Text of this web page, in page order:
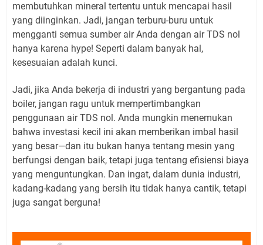
membutuhkan mineral tertentu untuk mencapai hasil
yang diinginkan. Jadi, jangan terburu-buru untuk
mengganti semua sumber air Anda dengan air TDS nol
hanya karena hype! Seperti dalam banyak hal,
kesesuaian adalah kunci.
Jadi, jika Anda bekerja di industri yang bergantung pada
boiler, jangan ragu untuk mempertimbangkan
penggunaan air TDS nol. Anda mungkin menemukan
bahwa investasi kecil ini akan memberikan imbal hasil
yang besar—dan itu bukan hanya tentang mesin yang
berfungsi dengan baik, tetapi juga tentang efisiensi biaya
yang menguntungkan. Dan ingat, dalam dunia industri,
kadang-kadang yang bersih itu tidak hanya cantik, tetapi
juga sangat berguna!